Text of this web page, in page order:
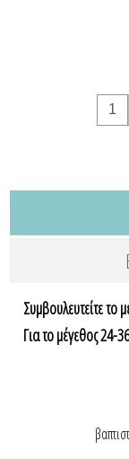
Συμβουλευτείτε το
Για το μέγεθος 24-